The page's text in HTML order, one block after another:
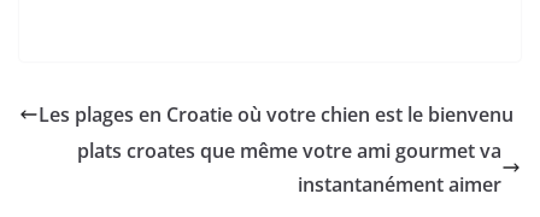
Les plages en Croatie où votre chien est le bienvenu
plats croates que même votre ami gourmet va
instantanément aimer